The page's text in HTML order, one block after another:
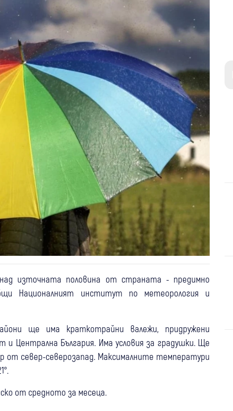
източната половина от страната - предимно
Националният институт по метеорология и
ще има краткотрайни валежи, придружени
Централна България. Има условия за градушки. Ще
от север-северозапад. Максималните температури
от средното за месеца.